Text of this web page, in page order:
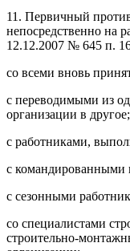
11. Первичный
непосредственно на
12.12.2007 № 645 п.
со всеми вновь
с переводимыми из
организации в другое;
с работниками,
с командированными
с сезонными
со специалистами
строительно-